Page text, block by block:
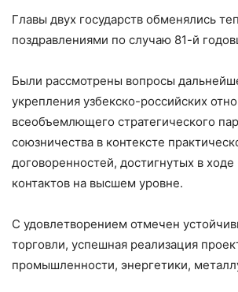
Главы двух государств обменялись
поздравлениями по случаю 81-й
Были рассмотрены вопросы
укрепления узбекско-российских
всеобъемлющего стратегического
союзничества в контексте
договоренностей, достигнутых в
контактов на высшем уровне.
С удовлетворением отмечен
торговли, успешная реализация
промышленности, энергетики,